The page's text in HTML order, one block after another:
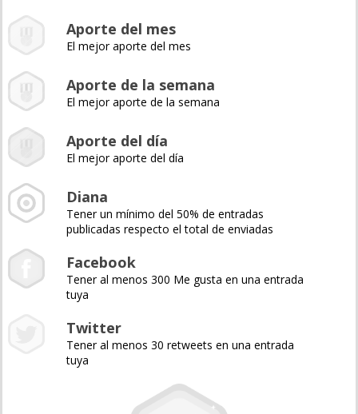
Aporte del mes
El mejor aporte del mes
Aporte de la semana
El mejor aporte de la semana
Aporte del día
El mejor aporte del día
Diana
Tener un mínimo del 50% de entradas
publicadas respecto el total de enviadas
Facebook
Tener al menos 300 Me gusta en una entrada
tuya
Twitter
Tener al menos 30 retweets en una entrada
tuya